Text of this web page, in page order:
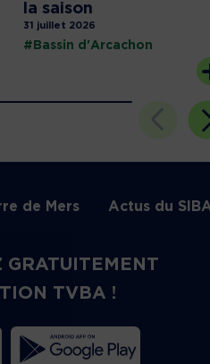
la saison
31 juillet 2026
#Bassin d'Arcachon
de Mers Actus du
GRATUITEMENT
TVBA !